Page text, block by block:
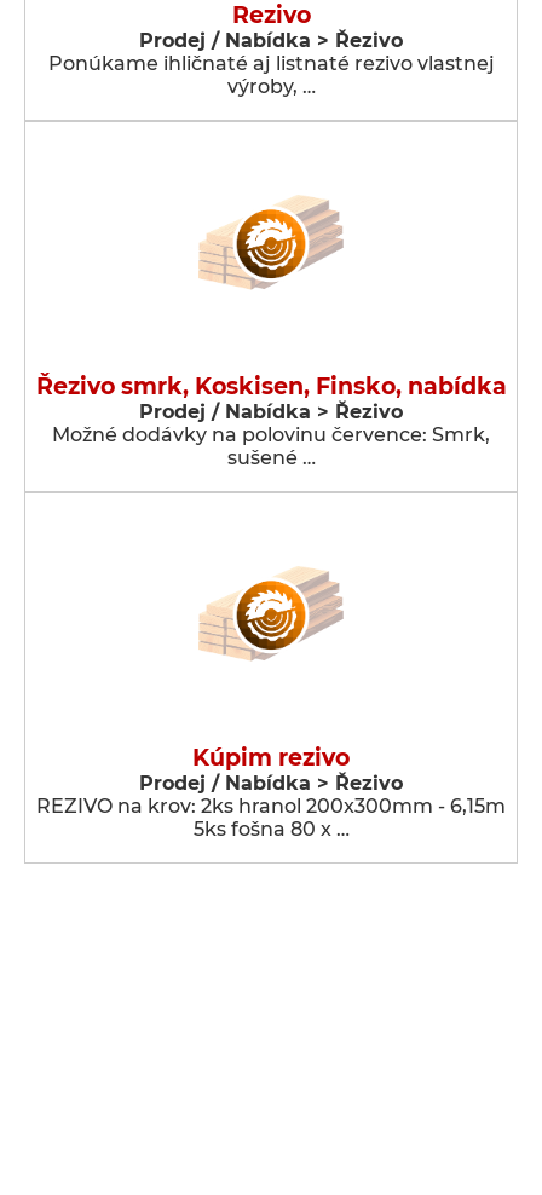
Rezivo
Prodej / Nabídka > Řezivo
Ponúkame ihličnaté aj listnaté rezivo vlastnej
výroby, …
Řezivo smrk, Koskisen, Finsko, nabídka
Prodej / Nabídka > Řezivo
Možné dodávky na polovinu července: Smrk,
sušené …
Kúpim rezivo
Prodej / Nabídka > Řezivo
REZIVO na krov: 2ks hranol 200x300mm - 6,15m
5ks fošna 80 x …